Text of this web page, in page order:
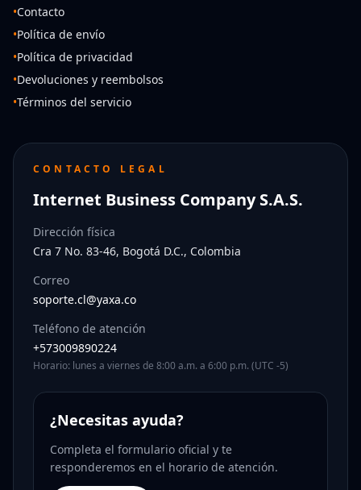
•Contacto
•Política de envío
•Política de privacidad
•Devoluciones y reembolsos
•Términos del servicio
CONTACTO LEGAL
Internet Business Company S.A.S.
Dirección física
Cra 7 No. 83-46, Bogotá D.C., Colombia
Correo
soporte.cl@yaxa.co
Teléfono de atención
+573009890224
Horario: lunes a viernes de 8:00 a.m. a 6:00 p.m. (UTC -5)
¿Necesitas ayuda?
Completa el formulario oficial y te
responderemos en el horario de atención.